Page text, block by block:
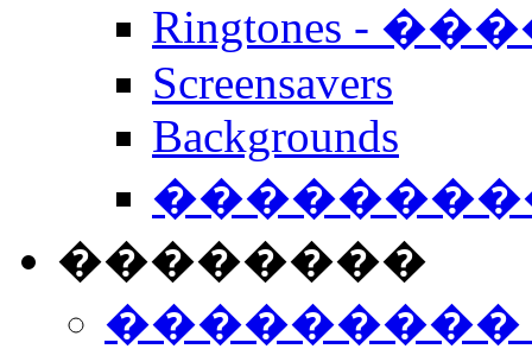
Ringtones -
Screensavers
Backgrounds
��������
���������